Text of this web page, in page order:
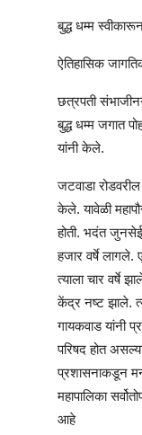
बुद्ध धम्म
ऐतिहासिक
छत्रपती
बुद्ध धम्म जगात
यांनी केले.
जटवाडा
केले. यावेळी
होती. भदंत जुनसेई
हजार वर्षे लागले.
त्याला चार वर्षे
केंद्र नष्ट झाले.
गायकवाड यांनी
परिषद होत
प्रशासनाकडून
महापालिका
आहे